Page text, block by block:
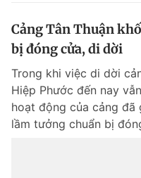
Cảng Tân Thuận
bị đóng cửa, di dời
Trong khi việc di dời
Hiệp Phước đến nay
hoạt động của cảng
lầm tưởng chuẩn bị